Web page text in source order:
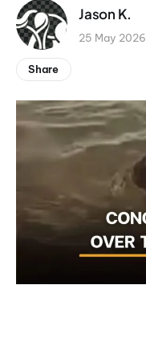
Jason K.
25 May 2026
Share